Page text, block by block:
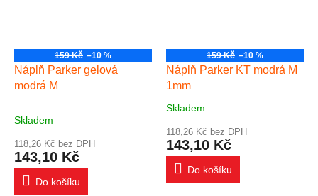
159 Kč –10 %
Náplň Parker gelová
modrá M
Skladem
118,26 Kč bez DPH
143,10 Kč
Do košíku
159 Kč –10 %
Náplň Parker KT modrá M
1mm
Průměrné hodnocení produktu je
Skladem
118,26 Kč bez DPH
143,10 Kč
Do košíku